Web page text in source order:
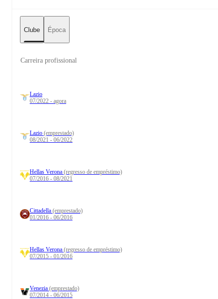
Clube Época
Carreira profissional
Lazio
07/2022 - agora
Lazio (emprestado)
08/2021 - 06/2022
Hellas Verona (regresso de empréstimo)
07/2016 - 08/2021
Cittadella (emprestado)
01/2016 - 06/2016
Hellas Verona (regresso de empréstimo)
07/2015 - 01/2016
Venezia (emprestado)
07/2014 - 06/2015